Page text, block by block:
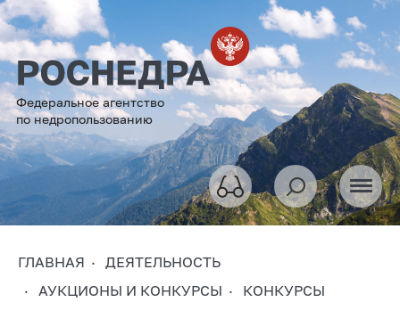
Федеральное агентство
по недропользованию
ГЛАВНАЯ
ДЕЯТЕЛЬНОСТЬ
АУКЦИОНЫ И КОНКУРСЫ
КОНКУРСЫ